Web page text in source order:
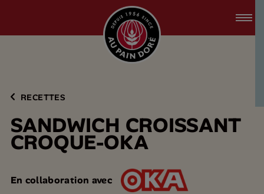
accessibility.skipToMain
RECETTES
SANDWICH CROISSANT
CROQUE-OKA
En collaboration avec